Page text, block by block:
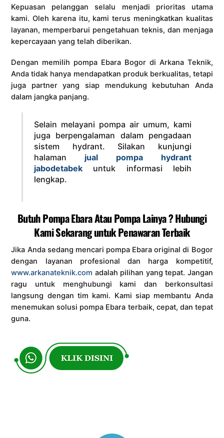
Kepuasan pelanggan selalu menjadi prioritas utama
kami. Oleh karena itu, kami terus meningkatkan kualitas
layanan, memperbarui pengetahuan teknis, dan menjaga
kepercayaan yang telah diberikan.
Dengan memilih pompa Ebara Bogor di Arkana Teknik,
Anda tidak hanya mendapatkan produk berkualitas, tetapi
juga partner yang siap mendukung kebutuhan Anda
dalam jangka panjang.
Selain melayani pompa air umum, kami
juga berpengalaman dalam pengadaan
sistem hydrant. Silakan kunjungi
halaman jual pompa hydrant
jabodetabek untuk informasi lebih
lengkap.
Butuh Pompa Ebara Atau Pompa Lainya ? Hubungi
Kami Sekarang untuk Penawaran Terbaik
Jika Anda sedang mencari pompa Ebara original di Bogor
dengan layanan profesional dan harga kompetitif,
www.arkanateknik.com adalah pilihan yang tepat. Jangan
ragu untuk menghubungi kami dan berkonsultasi
langsung dengan tim kami. Kami siap membantu Anda
menemukan solusi pompa Ebara terbaik, cepat, dan tepat
guna.